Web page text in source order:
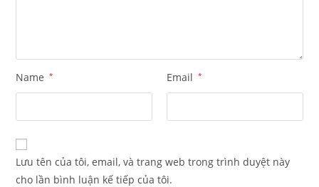
Name * Email *
Lưu tên của tôi, email, và trang web trong trình duyệt này
cho lần bình luận kế tiếp của tôi.